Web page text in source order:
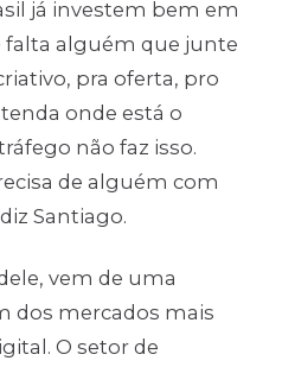
já investem bem em
falta alguém que junte
pra oferta, pro
onde está o
não faz isso.
de alguém com
Santiago.
vem de uma
dos mercados mais
O setor de